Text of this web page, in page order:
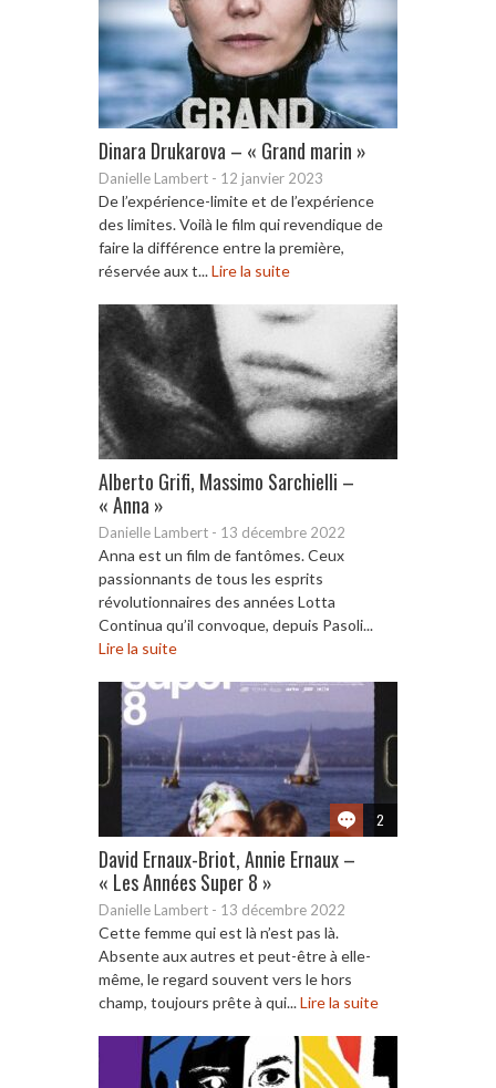
Dinara Drukarova – « Grand marin »
Danielle Lambert - 12 janvier 2023
De l’expérience-limite et de l’expérience
des limites. Voilà le film qui revendique de
faire la différence entre la première,
réservée aux t...Lire la suite
Alberto Grifi, Massimo Sarchielli –
« Anna »
Danielle Lambert - 13 décembre 2022
Anna est un film de fantômes. Ceux
passionnants de tous les esprits
révolutionnaires des années Lotta
Continua qu’il convoque, depuis Pasoli...
Lire la suite
2
David Ernaux-Briot, Annie Ernaux –
« Les Années Super 8 »
Danielle Lambert - 13 décembre 2022
Cette femme qui est là n’est pas là.
Absente aux autres et peut-être à elle-
même, le regard souvent vers le hors
champ, toujours prête à qui...Lire la suite